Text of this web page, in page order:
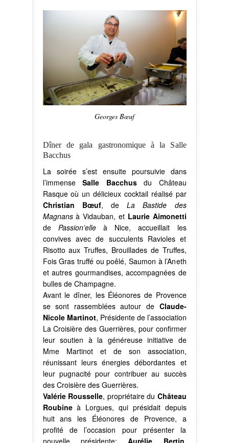
Georges Bœuf
Dîner de gala gastronomique à la Salle
Bacchus
La soirée s’est ensuite poursuivie dans
l’immense Salle Bacchusdu Château
Rasque où un délicieux cocktail réalisé par
Christian Bœuf, deLa Bastide des
Magnansà Vidauban, et Laurie Aimonetti
de Passion’elle à Nice, accueillait les
convives avec de succulents Ravioles et
Risotto aux Truffes, Brouillades de Truffes,
Fois Gras truffé ou poêlé, Saumon à l’Aneth
et autres gourmandises, accompagnées de
bulles de Champagne.
Avant le dîner, les Éléonores de Provence
se sont rassemblées autour de Claude-
Nicole Martinot, Présidente de l’association
La Croisière des Guerrières, pour confirmer
leur soutien à la généreuse initiative de
Mme Martinot et de son association,
réunissant leurs énergies débordantes et
leur pugnacité pour contribuer au succès
des Croisière des Guerrières.
Valérie Rousselle, propriétaire du Château
Roubineà Lorgues, qui présidait depuis
huit ans les Éléonores de Provence, a
profité de l’occasion pour présenter la